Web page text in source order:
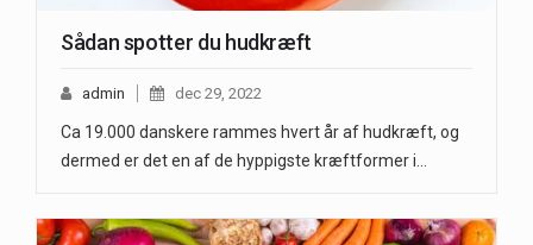
Sådan spotter du hudkræft
admin dec 29, 2022
Ca 19.000 danskere rammes hvert år af hudkræft, og
dermed er det en af de hyppigste kræftformer i…